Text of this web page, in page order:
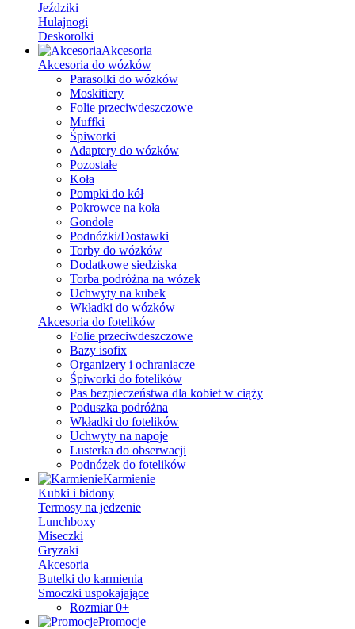
Jeździki
Hulajnogi
Deskorolki
Akcesoria
Akcesoria do wózków
Parasolki do wózków
Moskitiery
Folie przeciwdeszczowe
Muffki
Śpiworki
Adaptery do wózków
Pozostałe
Koła
Pompki do kół
Pokrowce na koła
Gondole
Podnóżki/Dostawki
Torby do wózków
Dodatkowe siedziska
Torba podróżna na wózek
Uchwyty na kubek
Wkładki do wózków
Akcesoria do fotelików
Folie przeciwdeszczowe
Bazy isofix
Organizery i ochraniacze
Śpiworki do fotelików
Pas bezpieczeństwa dla kobiet w ciąży
Poduszka podróżna
Wkładki do fotelików
Uchwyty na napoje
Lusterka do obserwacji
Podnóżek do fotelików
Karmienie
Kubki i bidony
Termosy na jedzenie
Lunchboxy
Miseczki
Gryzaki
Akcesoria
Butelki do karmienia
Smoczki uspokajające
Rozmiar 0+
Promocje